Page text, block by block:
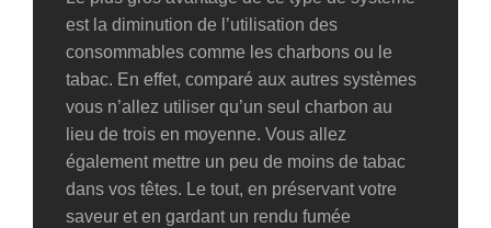
est la diminution de l’utilisation des
consommables comme les charbons ou le
tabac. En effet, comparé aux autres systèmes
vous n’allez utiliser qu’un seul charbon au
lieu de trois en moyenne. Vous allez
également mettre un peu de moins de tabac
dans vos têtes. Le tout, en préservant votre
saveur et en gardant un rendu fumée